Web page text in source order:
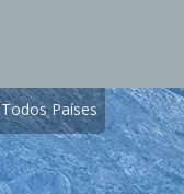
Todos Países